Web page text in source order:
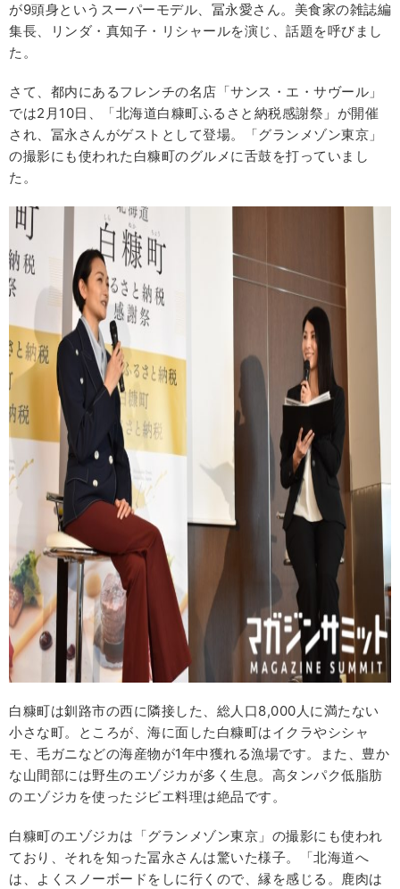
が9頭身というスーパーモデル、冨永愛さん。美食家の雑誌編
集長、リンダ・真知子・リシャールを演じ、話題を呼びまし
た。
さて、都内にあるフレンチの名店「サンス・エ・サヴール」
では2月10日、「北海道白糠町ふるさと納税感謝祭」が開催
され、冨永さんがゲストとして登場。「グランメゾン東京」
の撮影にも使われた白糠町のグルメに舌鼓を打っていまし
た。
白糠町は釧路市の西に隣接した、総人口8,000人に満たない
小さな町。ところが、海に面した白糠町はイクラやシシャ
モ、毛ガニなどの海産物が1年中獲れる漁場です。また、豊か
な山間部には野生のエゾジカが多く生息。高タンパク低脂肪
のエゾジカを使ったジビエ料理は絶品です。
白糠町のエゾジカは「グランメゾン東京」の撮影にも使われ
ており、それを知った冨永さんは驚いた様子。「北海道へ
は、よくスノーボードをしに行くので、縁を感じる。鹿肉は